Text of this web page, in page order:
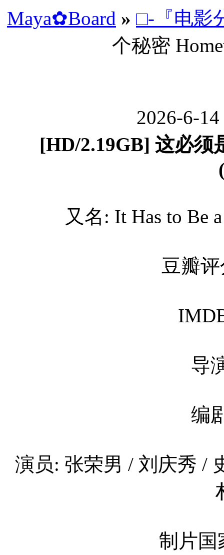
Maya✿Board » □-『电影
个秘密
2026-6-
[HD/2.19GB] 这必须
又名: It Has to Be
豆瓣
导
编
演员: 张荣男 / 刘庆秀 /
制片国